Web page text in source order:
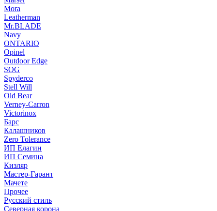
Mora
Leatherman
Mr.BLADE
Navy
ONTARIO
Opinel
Outdoor Edge
SOG
Spyderco
Stell Will
Old Bear
Verney-Carron
Victorinox
Барс
Калашников
Zero Tolerance
ИП Елагин
ИП Семина
Кизляр
Мастер-Гарант
Мачете
Прочее
Русский стиль
Северная корона